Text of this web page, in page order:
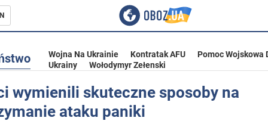
Wojna Na Ukrainie Kontratak AFU
Pomoc Wojskowa
Ukrainy
Wołodymyr Zełenski
wymienili skuteczne sposoby na
ataku paniki